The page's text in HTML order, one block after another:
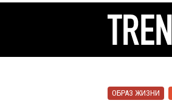
ОБРАЗ ЖИЗНИ